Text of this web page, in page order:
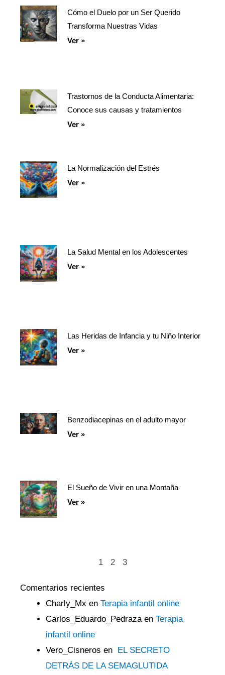
Cómo el Duelo por un Ser Querido
Transforma Nuestras Vidas
Ver »
Trastornos de la Conducta Alimentaria:
Conoce sus causas y tratamientos
Ver »
La Normalización del Estrés
Ver »
La Salud Mental en los Adolescentes
Ver »
Las Heridas de Infancia y tu Niño Interior
Ver »
Benzodiacepinas en el adulto mayor
Ver »
El Sueño de Vivir en una Montaña
Ver »
Página
1
Página
2
Página
3
Comentarios recientes
Charly_Mx en Terapia infantil online
Carlos_Eduardo_Pedrazaen Terapia
infantil online
Vero_Cisneros en
EL SECRETO
DETRÁS DE LA SEMAGLUTIDA